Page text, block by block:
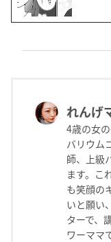
れんげ
4歳の女
バリウム
師、上級
ます。こ
も笑顔の
いと願い
ターで、
ワーママ